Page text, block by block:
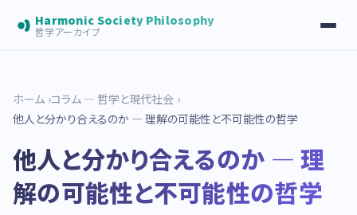
Harmonic Society Philosophy
哲学アーカイブ
ホーム コラム — 哲学と現代社会
他人と分かり合えるのか — 理解の可能性と不可能性の哲学
他人と分かり合えるのか — 理
解の可能性と不可能性の哲学